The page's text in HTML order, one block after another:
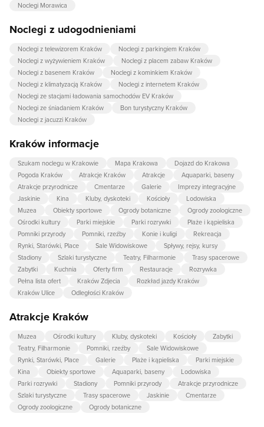
Noclegi Morawica
Noclegi z udogodnieniami
Noclegi z telewizorem Kraków
Noclegi z parkingiem Kraków
Noclegi z wyżywieniem Kraków
Noclegi z placem zabaw Kraków
Noclegi z basenem Kraków
Noclegi z kominkiem Kraków
Noclegi z klimatyzacją Kraków
Noclegi z internetem Kraków
Noclegi ze stacjami ładowania samochodów EV Kraków
Noclegi ze śniadaniem Kraków
Bon turystyczny Kraków
Noclegi z jacuzzi Kraków
Kraków informacje
Szukam noclegu w Krakowie Mapa Krakowa
Dojazd do Krakowa
Pogoda Kraków
Atrakcje Kraków Atrakcje
Aquaparki, baseny
Atrakcje przyrodnicze
Cmentarze Galerie
Imprezy integracyjne
Jaskinie
Kina Kluby, dyskoteki Kościoły
Lodowiska
Muzea
Obiekty sportowe Ogrody botaniczne
Ogrody zoologiczne
Ośrodki kultury
Parki miejskie Parki rozrywki
Plaże i kąpieliska
Pomniki przyrody
Pomniki, rzeźby Konie i kuligi
Rekreacja
Rynki, Starówki, Place
Sale Widowiskowe
Spływy, rejsy, kursy
Stadiony
Szlaki turystyczne Teatry, Filharmonie
Trasy spacerowe
Zabytki
Kuchnia Oferty firm Restauracje
Rozrywka
Pełna lista ofert
Kraków Zdjecia
Rozkład jazdy Kraków
Kraków Ulice
Odległości Kraków
Atrakcje Kraków
Muzea Ośrodki kultury Kluby, dyskoteki Kościoły
Zabytki
Teatry, Filharmonie
Pomniki, rzeźby
Sale Widowiskowe
Rynki, Starówki, Place
Galerie Plaże i kąpieliska
Parki miejskie
Kina
Obiekty sportowe Aquaparki, baseny
Lodowiska
Parki rozrywki
Stadiony Pomniki przyrody
Atrakcje przyrodnicze
Szlaki turystyczne
Trasy spacerowe Jaskinie
Cmentarze
Ogrody zoologiczne
Ogrody botaniczne